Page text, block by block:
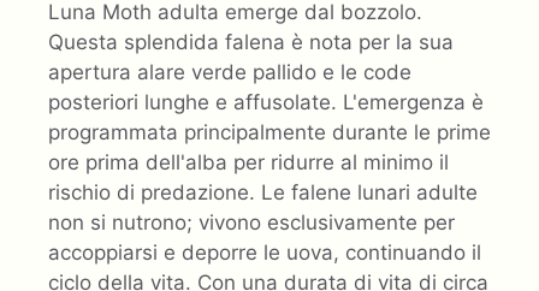
Luna Moth adulta emerge dal bozzolo.
Questa splendida falena è nota per la sua
apertura alare verde pallido e le code
posteriori lunghe e affusolate. L'emergenza è
programmata principalmente durante le prime
ore prima dell'alba per ridurre al minimo il
rischio di predazione. Le falene lunari adulte
non si nutrono; vivono esclusivamente per
accoppiarsi e deporre le uova, continuando il
ciclo della vita. Con una durata di vita di circa